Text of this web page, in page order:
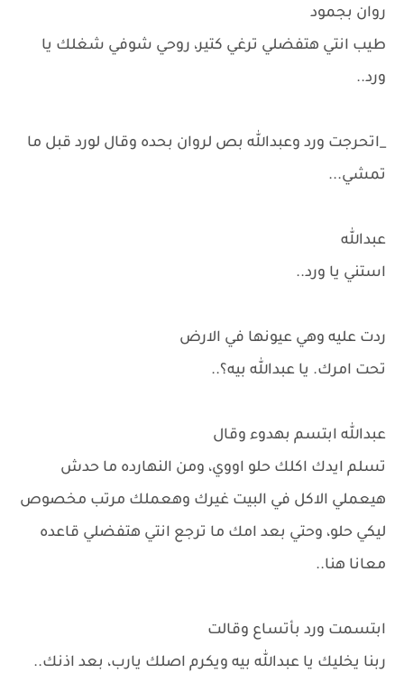
روان بجمود
طيب انتي هتفضلي ترغي كتير، روحي شوفي شغلك يا
ورد..
_اتحرجت ورد وعبدالله بص لروان بحده وقال لورد قبل ما
تمشي...
عبدالله
استني يا ورد..
ردت عليه وهي عيونها في الارض
تحت امرك. يا عبدالله بيه؟..
عبدالله ابتسم بهدوء وقال
تسلم ايدك اكلك حلو اووي، ومن النهارده ما حدش
هيعملي الاكل في البيت غيرك وهعملك مرتب مخصوص
ليكي حلو، وحتي بعد امك ما ترجع انتي هتفضلي قاعده
معانا هنا..
ابتسمت ورد بأتساع وقالت
ربنا يخليك يا عبدالله بيه ويكرم اصلك يارب، بعد اذنك..